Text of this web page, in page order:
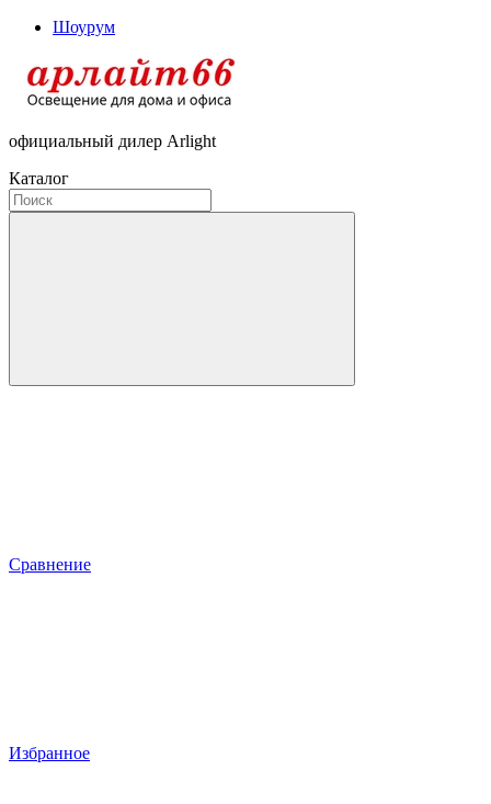
Шоурум
официальный дилер Arlight
Каталог
Сравнение
Избранное